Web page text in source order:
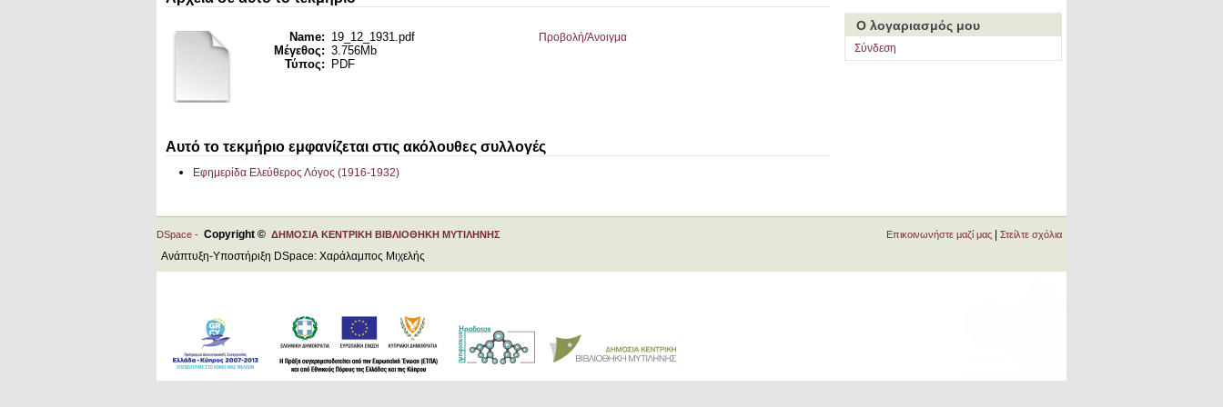
Name: 19_12_1931.pdf
Μέγεθος: 3.756Mb
Τύπος:
PDF
Προβολή/Άνοιγμα
Αυτό το τεκμήριο εμφανίζεται στις ακόλουθες συλλογές
Εφημερίδα Ελεύθερος Λόγος (1916-1932)
Ο λογαριασμός μου
Σύνδεση
DSpace - Copyright © ΔΗΜΟΣΙΑ ΚΕΝΤΡΙΚΗ ΒΙΒΛΙΟΘΗΚΗ ΜΥΤΙΛΗΝΗΣ
Ανάπτυξη-Υποστήριξη DSpace: Χαράλαμπος Μιχελής
Επικοινωνήστε μαζί μας Στείλτε σχόλια